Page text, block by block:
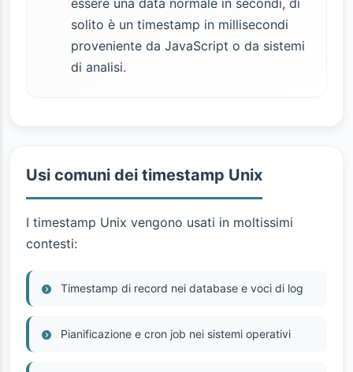
essere una data normale in secondi, di
solito è un timestamp in millisecondi
proveniente da JavaScript o da sistemi
di analisi.
Usi comuni dei timestamp Unix
I timestamp Unix vengono usati in moltissimi
contesti:
Timestamp di record nei database e voci di log
Pianificazione e cron job nei sistemi operativi